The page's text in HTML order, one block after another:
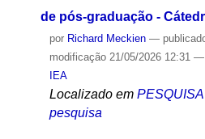
de pós-graduação -
por Richard Meckien —
modificação21/05/2026 12:31 —
IEA
Localizado em PESQUISA
pesquisa